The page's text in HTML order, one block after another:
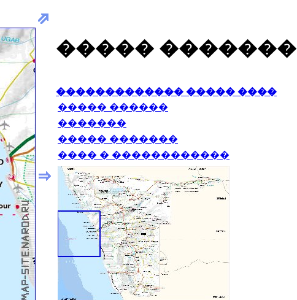
����� �������
������������� ����� ����
����� ������
�������
����� �������
���� � ������������